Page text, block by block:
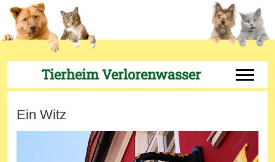
Tierheim Verlorenwasser Off-
Ein Witz